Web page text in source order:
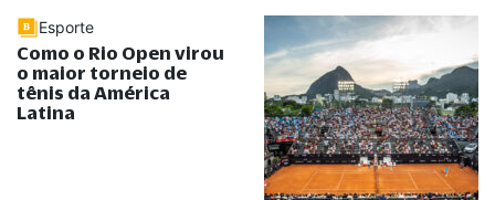
Esporte
Como o Rio Open virou
o maior torneio de
tênis da América
Latina